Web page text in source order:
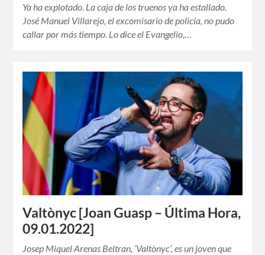
Ya ha explotado. La caja de los truenos ya ha estallado.
José Manuel Villarejo, el excomisario de policía, no pudo
callar por más tiempo. Lo dice el Evangelio,…
Valtònyc [Joan Guasp – Última Hora,
09.01.2022]
Josep Miquel Arenas Beltran, ‘Valtònyc’, es un joven que